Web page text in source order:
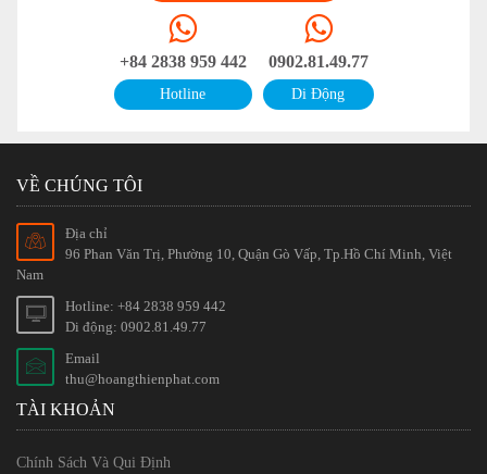
+84 2838 959 442
Hotline
0902.81.49.77
Di Động
VỀ CHÚNG TÔI
Địa chỉ
96 Phan Văn Trị, Phường 10, Quận Gò Vấp, Tp.Hồ Chí Minh, Việt
Nam
Hotline: +84 2838 959 442
Di động: 0902.81.49.77
Email
thu@hoangthienphat.com
TÀI KHOẢN
Chính Sách Và Qui Định